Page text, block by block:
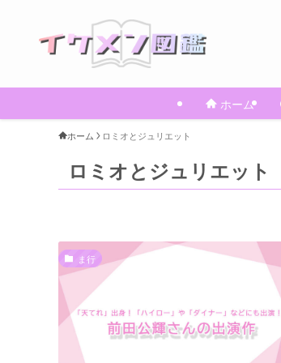
ホーム
ホーム ロミオとジュリエット
ロミオとジュリエット
ま行